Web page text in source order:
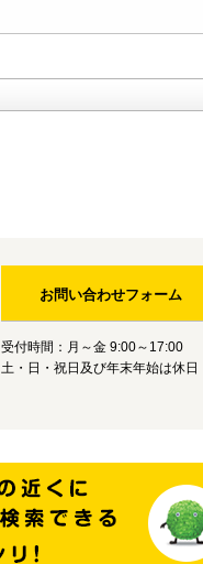
お問い合わせフォーム
受付時間：月～金 9:00～17:00
土・日・祝日及び年末年始は休日